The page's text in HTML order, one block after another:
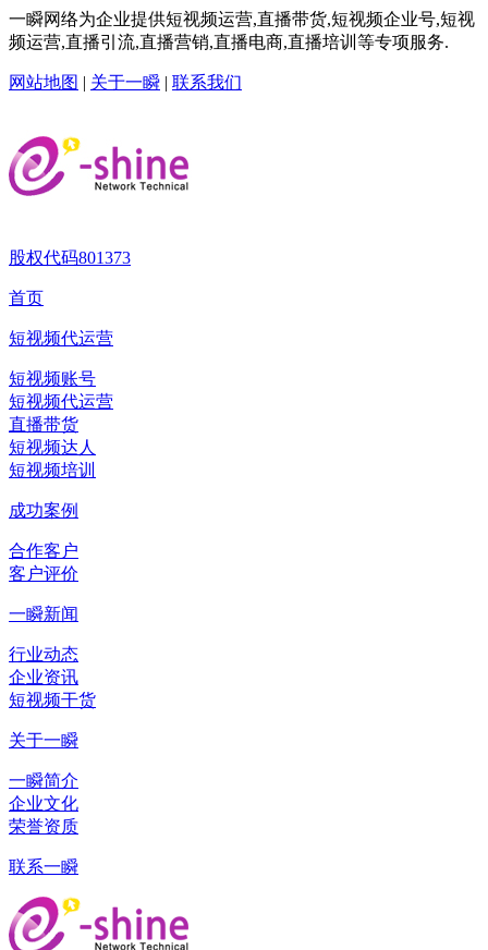
一瞬网络为企业提供短视频运营,直播带货,短视频企业号,短视
频运营,直播引流,直播营销,直播电商,直播培训等专项服务.
网站地图 | 关于一瞬 | 联系我们
股权代码801373
首页
短视频代运营
短视频账号
短视频代运营
直播带货
短视频达人
短视频培训
成功案例
合作客户
客户评价
一瞬新闻
行业动态
企业资讯
短视频干货
关于一瞬
一瞬简介
企业文化
荣誉资质
联系一瞬